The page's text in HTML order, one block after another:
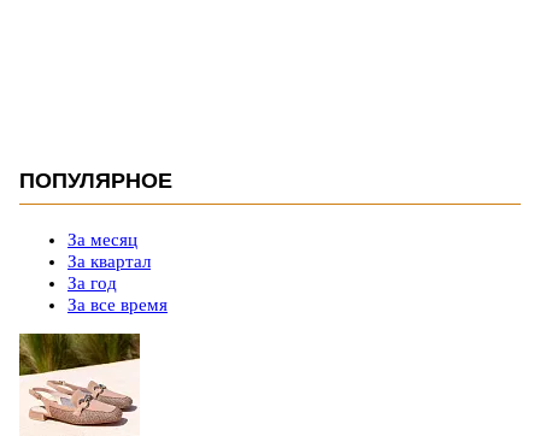
ПОПУЛЯРНОЕ
За месяц
За квартал
За год
За все время